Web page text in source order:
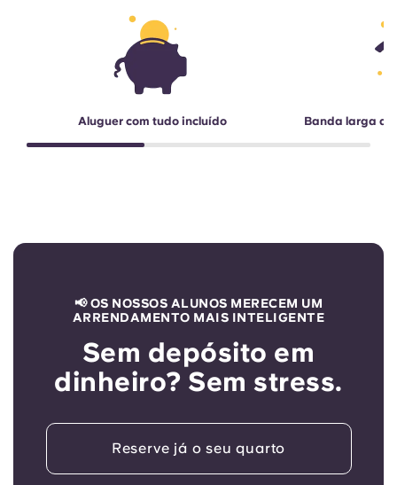
Aluguer com tudo incluído Banda larga
📢 OS NOSSOS ALUNOS MERECEM UM
ARRENDAMENTO MAIS INTELIGENTE
Sem depósito em
dinheiro? Sem stress.
Reserve já o seu quarto